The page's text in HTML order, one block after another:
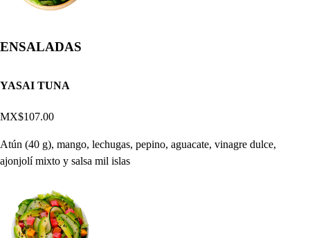
ENSALADAS
YASAI TUNA
MX$107.00
Atún (40 g), mango, lechugas, pepino, aguacate, vinagre dulce,
ajonjolí mixto y salsa mil islas